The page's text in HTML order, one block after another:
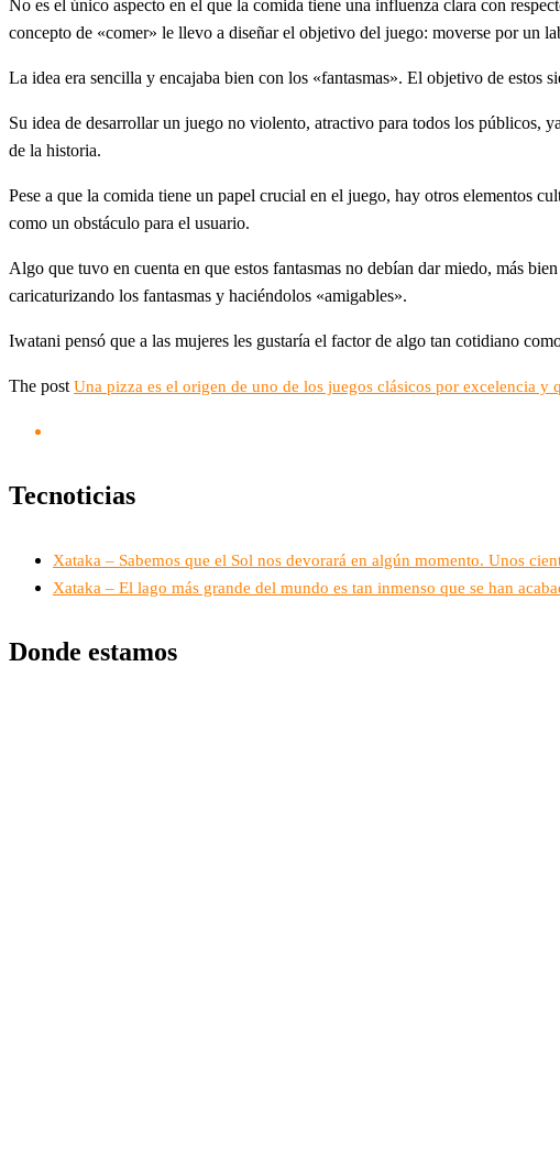
No es el único aspecto en el que la comida tiene una influenza clara con
concepto de «comer» le llevo a diseñar el objetivo del juego: moverse por un
La idea era sencilla y encajaba bien con los «fantasmas». El objetivo de estos
Su idea de desarrollar un juego no violento, atractivo para todos los públicos,
de la historia.
Pese a que la comida tiene un papel crucial en el juego, hay otros elementos
como un obstáculo para el usuario.
Algo que tuvo en cuenta en que estos fantasmas no debían dar miedo, más
caricaturizando los fantasmas y haciéndolos «amigables».
Iwatani pensó que a las mujeres les gustaría el factor de algo tan cotidiano
The post Una pizza es el origen de uno de los juegos clásicos por excelencia y
Tecnoticias
Xataka – Sabemos que el Sol nos devorará en algún momento. Unos
Xataka – El lago más grande del mundo es tan inmenso que se han
Donde estamos